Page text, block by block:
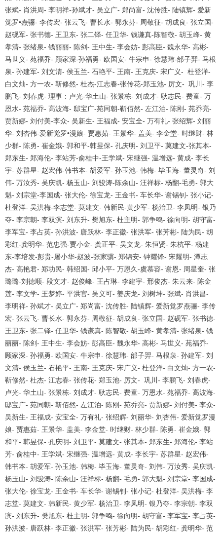
张斌- 肖洪周- 李明祥-孙斌才- 吴立广- 郑尚富- 沈传胜- 陆镇辉- 爱新
觉罗•焘骊- 李传宏- 张云飞- 曹长水- 郭永芬- 周敬征- 胡成良- 张立国-
赵砚军- 张书德- 王卫东- 张二铎- 任卫华- 钱谦真-陈智敬- 胡玉峰- 黄
孝清- 张绪泉- 钱丽丽- 陈剑- 王中生- 李会妨- 彭高臣- 魏永华- 高彬-
马世义- 苑福乔- 顾家深-孙福勇- 欧国安- 牛宗申- 徐慧玮-邰子羿- 马根
泉- 孙建军- 刘文清- 侯玉兰- 石艳平- 王南- 王克庆- 宋广义- 杜登洋-
白文灿- 方一农- 靳修然- 杜杰-江志春-张传花-郑玉池- 厉文- 巩川 - 李
鹏飞- 刘春虎- 理事：卢光-华土山- 张景栋- 刘成才- 耿志民- 费童- 万
恩水- 苑福乔- 高波海- 邸宝广-苑同朝-靳佰然- 左江泊- 陈刚- 苑乔亮-
贾新娜- 刘付美-李众- 吴新生- 王福成- 安宝全- 万有礼- 张绍辉- 刘丽
华- 刘杏伟-爱新觉罗•漫娘- 贾惠茹- 王景华- 盖美- 李金堂- 时继财- 林
少群- 陈勇- 崔金娥- 郭和平-韩昱保- 孔庆明- 刘卫平- 莫建文-张其本-
郑东生- 郑海伦- 李站芳-俞桂中-王学斌- 宋继强- 温增远- 黄成- 李长
宇- 苏群星- 赵宏伟-韩书本- 胡爱军- 孙玉池- 韩梅- 毕玉海- 董灵奇- 刘
伟- 万汝秀- 吴庆凯- 杨玉山- 刘骏涛-陈余山- 汪祥标- 杨翻-毛勇- 郭大
魁- 刘宗堂-李国成- 张大伦- 徐宝龙- 王金书- 车长华- 谢锡钊- 张小记-
杜登洋- 吴洪梅-李志堂- 莫建文- 韩新民-黄少军- 杨治卫- 李凤明- 银乃
夺- 李宗朝- 李双滨- 刘东升- 樊旭东- 杜主明- 郭争鸣- 徐向明- 胡守富-
李军宝- 李占英- 孙洪波- 唐跃林- 李正徽- 张洪军- 张芳彬- 陆为民- 胡
彩红-龚明华- 范忠强-贾小金- 龚正平- 吴文龙- 朱恒贤- 朱杭平- 杨建
东-李培发-彭贵-屠小华-赵波-张家骥- 郑锦安- 钟耀锋- 宋耀明- 潭志
杰- 高艳君- 郑功民- 韩绍国- 邱小平- 万恩久-虞慕容- 谢恩- 周星奎- 张
璐璐-刘德顺- 段文才- 赵俊峰- 王占琳- 李建宇- 邢俊杰- 朱云来- 陈金
莲- 李文学- 王梦婷- 平洪官- 吴义可- 姜庆龙- 刘树坤- 张斌- 肖洪昌-
李明祥- 孙斌才- 吴立广- 郑尚富- 沈传胜- 陆镇辉- 爱新觉罗焘骊- 李传
宏- 张云飞- 曹长水- 郭永芬- 周敬征- 胡成良- 张立国- 赵砚军- 张书德-
王卫东- 张二铎- 任卫华- 钱谦真- 陈智敬- 胡玉峰- 黄孝清- 张绪泉- 钱
丽丽- 陈剑- 王中生- 李会妨- 彭高臣- 魏永华- 高彬- 马世义- 苑福乔-
顾家深- 孙福勇- 欧国安- 牛宗申- 徐慧玮- 邰子羿- 马根泉- 孙建军- 刘
文清- 侯玉兰- 石艳平- 王南- 王克庆- 宋广义- 杜登洋- 白文灿- 方一农-
靳修然- 杜杰- 江志春- 张传花- 郑玉池- 厉文- 巩川 - 李鹏飞- 刘春虎-
卢光- 华土山- 张景栋- 刘成才- 耿志民- 费童- 万恩水- 苑福乔- 高波海-
邸宝广- 苑同朝- 靳佰然- 左江泊- 陈刚- 苑乔亮- 贾新娜- 刘付美- 李众-
吴新生- 王福成- 安宝全- 万有礼- 张绍辉- 刘丽华- 刘杏伟- 爱新觉罗漫
娘- 贾惠茹- 王景华- 盖美- 李金堂- 时继财- 林少群- 陈勇- 崔金娥- 郭
和平- 韩昱保- 孔庆明- 刘卫平- 莫建文- 张其本- 郑东生- 郑海伦- 李站
芳- 俞桂中- 王学斌- 宋继强- 温增远- 黄成- 李长宇- 苏群星- 赵宏伟-
韩书本- 胡爱军- 孙玉池- 韩梅- 毕玉海- 董灵奇- 刘伟- 万汝秀- 吴庆凯-
杨玉山- 刘骏涛- 陈余山- 汪祥标- 杨翻- 毛勇- 郭大魁- 刘宗堂- 李国成-
张大伦- 徐宝龙- 王金书- 车长华- 谢锡钊- 张小记- 杜登洋- 吴洪梅- 李
志堂- 莫建文- 韩新民- 黄少军- 杨治卫- 李凤明- 银乃夺- 李宗朝- 李双
滨- 刘东升- 樊旭东- 杜主明- 郭争鸣- 徐向明- 胡守富- 李军宝- 李占英-
孙洪波- 唐跃林- 李正徽- 张洪军- 张芳彬- 陆为民- 胡彩红- 龚明华- 范